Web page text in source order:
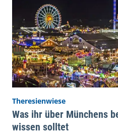
Theresienwiese
Was ihr über Münchens
wissen solltet